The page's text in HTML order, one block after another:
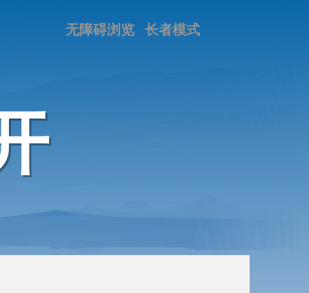
长者模式
无障碍浏览